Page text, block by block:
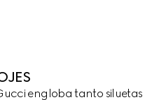
engloba tanto siluetas